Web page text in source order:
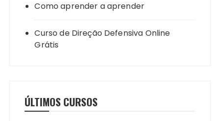
Como aprender a aprender
Curso de Direção Defensiva Online
Grátis
ÚLTIMOS CURSOS